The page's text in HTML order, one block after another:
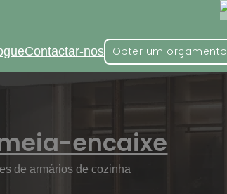
Contactar-nos Obter um orçamento
encaixe
de armários de cozinha